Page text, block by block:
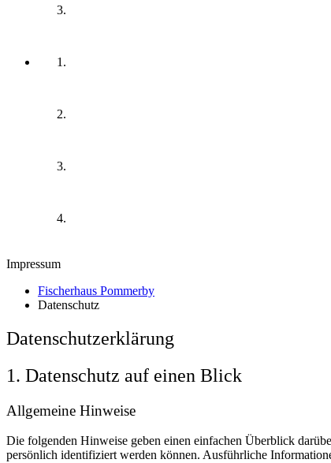
Impressum
Fischerhaus Pommerby
Datenschutz
Datenschutzerklärung
1. Datenschutz auf einen Blick
Allgemeine Hinweise
Die folgenden Hinweise geben einen einfachen Überblick
persönlich identifiziert werden können. Ausführliche